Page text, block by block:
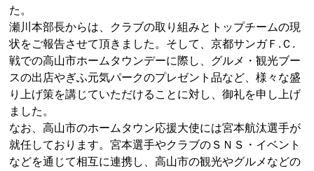
た。
瀬川本部長からは、クラブの取り組みとトップチームの現
状をご報告させて頂きました。そして、京都サンガＦ.Ｃ.
戦での高山市ホームタウンデーに際し、グルメ・観光ブー
スの出店やぎふ元気パークのプレゼント品など、様々な盛
り上げ策を講じていただけることに対し、御礼を申し上げ
ました。
なお、高山市のホームタウン応援大使には宮本航汰選手が
就任しております。宮本選手やクラブのＳＮＳ・イベント
などを通じて相互に連携し、高山市の観光やグルメなどの